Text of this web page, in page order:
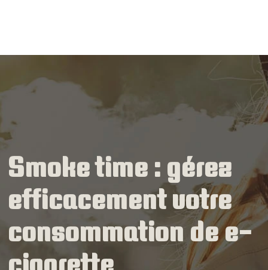
Smoke time : gérez
efficacement votre
consommation de e-
cigarette